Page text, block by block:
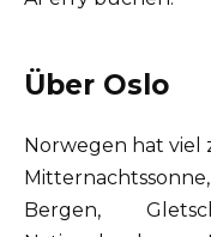
Über Oslo
Norwegen hat viel
Bergen,